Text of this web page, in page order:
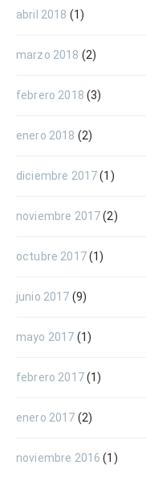
abril 2018 (1)
marzo 2018 (2)
febrero 2018 (3)
enero 2018 (2)
diciembre 2017(1)
noviembre 2017(2)
octubre 2017(1)
junio 2017 (9)
mayo 2017 (1)
febrero 2017(1)
enero 2017 (2)
noviembre 2016 (1)